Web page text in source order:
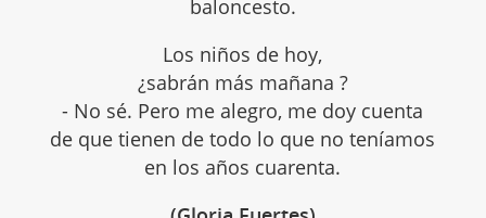
baloncesto.
Los niños de hoy,
¿sabrán más mañana ?
- No sé. Pero me alegro, me doy cuenta
de que tienen de todo lo que no teníamos
en los años cuarenta.